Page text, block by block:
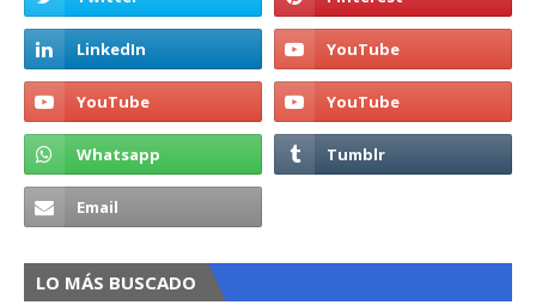
LO MÁS BUSCADO